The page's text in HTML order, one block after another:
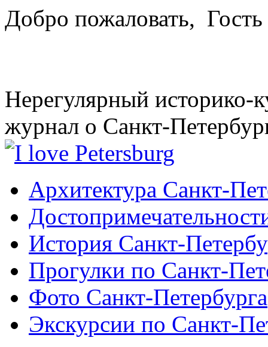
Добро пожаловать, Гость
Нерегулярный историко-
журнал о Санкт-
Архитектура Санкт-
История Санкт-
Прогулки по Санкт-
Фото Санкт-Петербурга
Экскурсии по Санкт-